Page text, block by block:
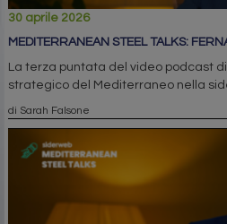
30 aprile 2026
MEDITERRANEAN STEEL TALKS:
La terza puntata del video podcast
strategico del Mediterraneo nella
di Sarah Falsone